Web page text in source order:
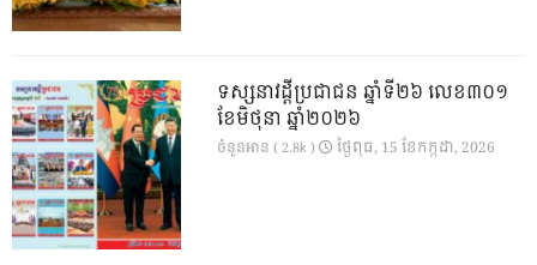
ទស្សនាវដ្ដីប្រជាជន ឆ្នាំទី២៦ លេខ៣០១
ខែមិថុនា ឆ្នាំ២០២៦
ចំនួនអាន ( 2.8k ) ថ្ងៃ​ពុធ, 15 ខែ​កក្កដា, 2026